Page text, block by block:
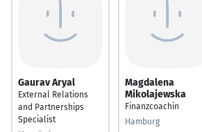
Gaurav Aryal
External Relations
and Partnerships
Specialist
Magdalena
Mikolajewska
Finanzcoachin
Hamburg